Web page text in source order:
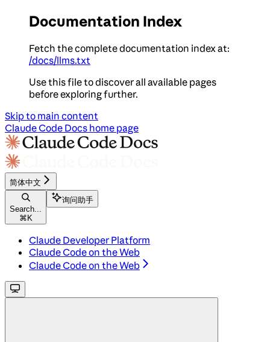
Documentation Index
Fetch the complete documentation index at:
/docs/llms.txt
Use this file to discover all available pages
before exploring further.
Skip to main content
Claude Code Docs home page
简体中文
Search...
⌘ K
询问助手
Claude Developer Platform
Claude Code on the Web
Claude Code on the Web